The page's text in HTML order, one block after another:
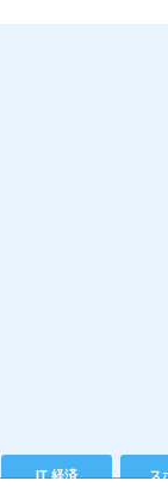
IT 経済 ス